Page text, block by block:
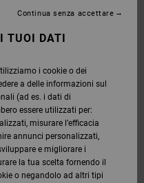
TUOI DATI
i cookie o dei
a delle informazioni sul
(ad es. i dati di
essere utilizzati per:
misurare l’efficacia
annunci personalizzati,
e migliorare i
la tua scelta fornendo il
o negandolo ad altri tipi
Continua senza accettare